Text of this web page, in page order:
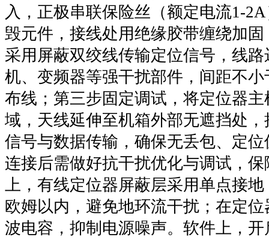
入，正极串联保险丝（额定电流1-
毁元件，接线处用绝缘胶带缠绕加
采用屏蔽双绞线传输定位信号，线
机、变频器等强干扰部件，间距不
布线；第三步固定调试，将定位器
域，天线延伸至机箱外部无遮挡处
信号与数据传输，确保无丢包、定
连接后需做好抗干扰优化与调试，
上，有线定位器屏蔽层采用单点接
欧姆以内，避免地环流干扰；在定
波电容，抑制电源噪声。软件上，